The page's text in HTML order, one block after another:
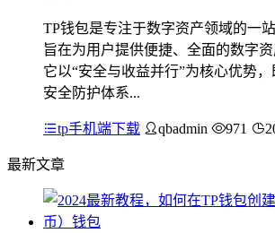
TP钱包是专注于数字资产领域的一
旨在为用户提供便捷、全面的数字资
它以“安全与收益并行”为核心优势
安全防护体系...
tp手机端下载 qbadmin 971
最新文章